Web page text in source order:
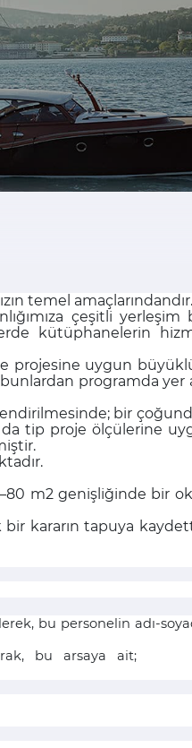
temel amaçlarındandır.
çeşitli yerleşim
kütüphanelerin
projesine uygun
programda yer
bir
tip proje ölçülerine
m2 genişliğinde bir
bir kararın tapuya
bu personelin adı-
bu arsaya ait;